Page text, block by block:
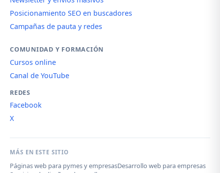
Posicionamiento SEO en buscadores
Campañas de pauta y redes
COMUNIDAD Y FORMACIÓN
Cursos online
Canal de YouTube
REDES
Facebook
X
MÁS EN ESTE SITIO
Páginas web para pymes y empresasDesarrollo web para empresas